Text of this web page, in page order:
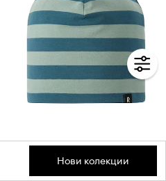
Нови колекции